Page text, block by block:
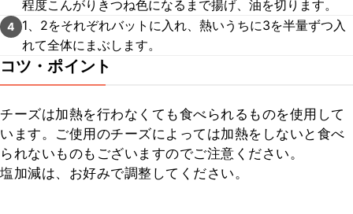
程度こんがりきつね色になるまで揚げ、油を切ります。
4
1、2をそれぞれバットに入れ、熱いうちに3を半量ずつ入
れて全体にまぶします。
コツ・ポイント
チーズは加熱を行わなくても食べられるものを使用して
います。ご使用のチーズによっては加熱をしないと食べ
られないものもございますのでご注意ください。
塩加減は、お好みで調整してください。